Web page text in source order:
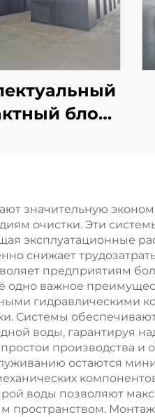
блок
очистки
стоков
значительную
очистки. Эти
эксплуатационные
снижает
предприятиям
одно важное
гидравлическими
Системы
воды, гарантируя
производства
остаются
воды позволяют
пространством.